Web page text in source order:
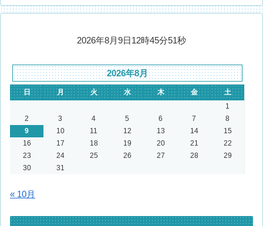
2026年8月9日12時45分52秒
2026年8月
日 月 火 水 木 金
土
1
2
3 4 5 6 7
8
9
10 11 12 13 14
15
16
17 18 19 20 21
22
23
24 25 26 27 28
29
30
31
« 10月